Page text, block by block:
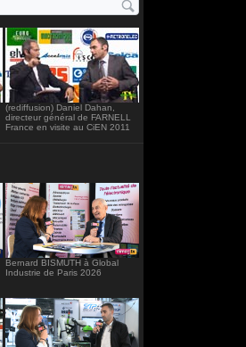
(rediffusion) Daniel Dahan,
directeur général de FARNELL
France en visite au CiEN 2011
Bernard BISMUTH à Global
Industrie de Paris 2026